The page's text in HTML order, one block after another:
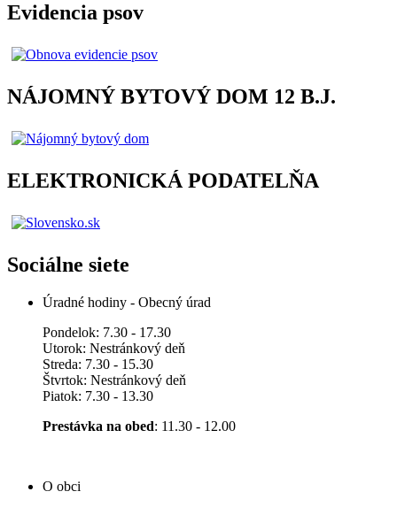
Evidencia psov
NÁJOMNÝ BYTOVÝ DOM 12 B.J.
ELEKTRONICKÁ PODATELŇA
Sociálne siete
Úradné hodiny - Obecný úrad
Pondelok: 7.30 - 17.30
Utorok: Nestránkový deň
Streda: 7.30 - 15.30
Štvrtok: Nestránkový deň
Piatok: 7.30 - 13.30
Prestávka na obed: 11.30 - 12.00
O obci